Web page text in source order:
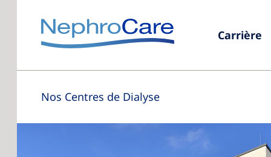
Carrière
Nos Centres de Dialyse